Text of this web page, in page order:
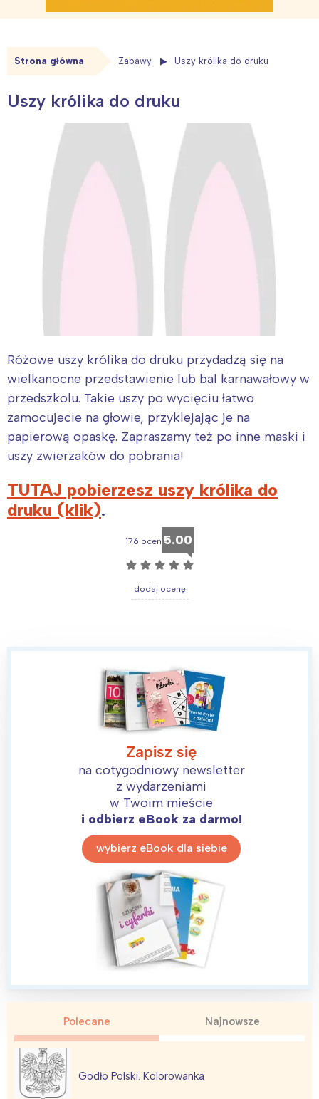
Strona główna Zabawy Uszy królika do druku
Uszy królika do druku
Różowe uszy królika do druku przydadzą się na
wielkanocne przedstawienie lub bal karnawałowy w
przedszkolu. Takie uszy po wycięciu łatwo
zamocujecie na głowie, przyklejając je na
papierową opaskę. Zapraszamy też po inne maski i
uszy zwierzaków do pobrania!
TUTAJ pobierzesz uszy królika do
druku (klik).
176 ocen 5.00
☆ ☆ ☆ ☆ ☆
dodaj ocenę
Zapisz się
na cotygodniowy newsletter
z wydarzeniami
w Twoim mieście
i odbierz eBook za darmo!
wybierz eBook dla siebie
Polecane Najnowsze
Godło Polski. Kolorowanka